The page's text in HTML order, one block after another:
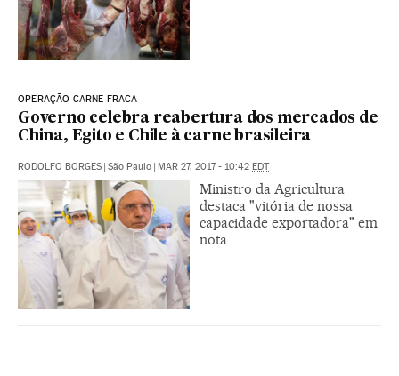
OPERAÇÃO CARNE FRACA
Governo celebra reabertura dos mercados de
China, Egito e Chile à carne brasileira
RODOLFO BORGES | São Paulo | MAR 27, 2017 - 10:42 EDT
Ministro da Agricultura
destaca "vitória de nossa
capacidade exportadora" em
nota